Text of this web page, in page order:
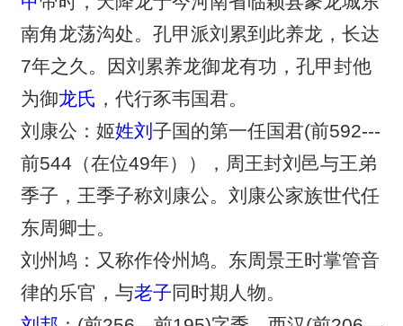
南角龙荡沟处。孔甲派刘累到此养龙，长达
7年之久。因刘累养龙御龙有功，孔甲封他
为御龙氏 ，代行豕韦国君。
刘康公：姬姓刘 子国的第一任国君(前592---
前544（在位49年）），周王封刘邑与王弟
季子，王季子称刘康公。刘康公家族世代任
东周卿士。
刘州鸠：又称作伶州鸠。东周景王时掌管音
律的乐官，与老子同时期人物。